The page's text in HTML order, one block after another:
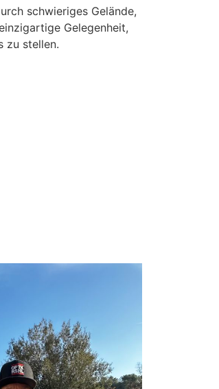
schwieriges Gelände,
Gelegenheit,
zu stellen.